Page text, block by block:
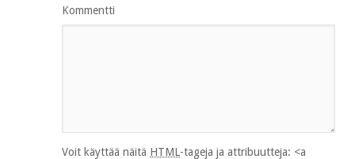
Kommentti
Voit käyttää näitä HTML-tageja ja attribuutteja: <a